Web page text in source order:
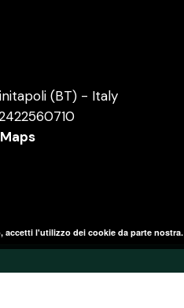
(BT) - Italy
accetti l'utilizzo dei cookie da parte nostra.